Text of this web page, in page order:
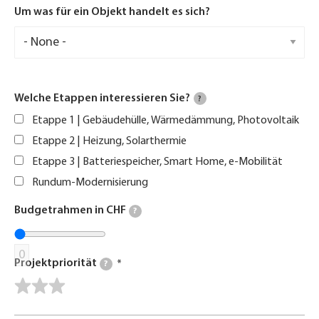
Um was für ein Objekt handelt es sich?
Welche Etappen interessieren Sie? ?
Etappe 1 | Gebäudehülle, Wärmedämmung, Photovoltaik
Etappe 2 | Heizung, Solarthermie
Etappe 3 | Batteriespeicher, Smart Home, e-Mobilität
Rundum-Modernisierung
Budgetrahmen in CHF ?
0
Projektpriorität ?